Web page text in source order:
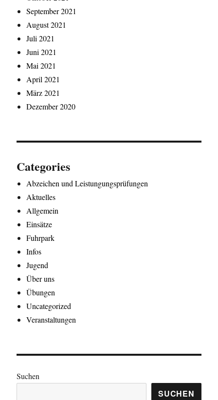
September 2021
August 2021
Juli 2021
Juni 2021
Mai 2021
April 2021
März 2021
Dezember 2020
Categories
Abzeichen und Leistungungsprüfungen
Aktuelles
Allgemein
Einsätze
Fuhrpark
Infos
Jugend
Über uns
Übungen
Uncategorized
Veranstaltungen
Suchen
SUCHEN